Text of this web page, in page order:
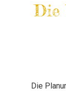
Die
Die